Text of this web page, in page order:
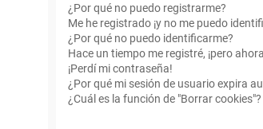
¿Por qué no puedo registrarme?
Me he registrado ¡y no me puedo
¿Por qué no puedo identificarme?
Hace un tiempo me registré, ¡pero
¡Perdí mi contraseña!
¿Por qué mi sesión de usuario expira
¿Cuál es la función de "Borrar cookies"?